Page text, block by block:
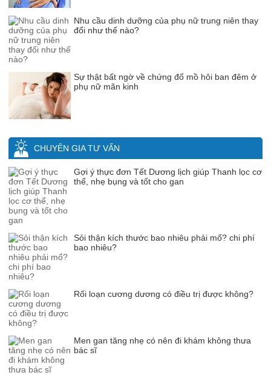
Nhu cầu dinh dưỡng của phụ nữ trung niên thay
đổi như thế nào?
Sự thật bất ngờ về chứng đổ mồ hôi ban đêm ở
phụ nữ mãn kinh
CHUYÊN GIA TƯ VẤN
Gợi ý thực đơn Tết Dương lịch giúp Thanh lọc cơ
thể, nhẹ bụng và tốt cho gan
Sỏi thận kích thước bao nhiêu phải mổ? chi phí
bao nhiêu?
Rối loạn cương dương có điều trị được không?
Men gan tăng nhẹ có nên đi khám không thưa
bác sĩ